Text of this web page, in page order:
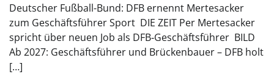
Deutscher Fußball-Bund: DFB ernennt Mertesacker
zum Geschäftsführer Sport DIE ZEIT Per Mertesacker
spricht über neuen Job als DFB‑Geschäftsführer BILD
Ab 2027: Geschäftsführer und Brückenbauer – DFB holt
[…]